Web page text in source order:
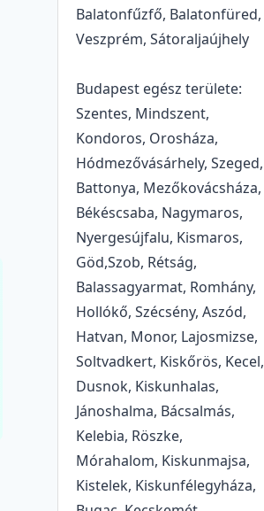
Balatonfűzfő, Balatonfüred,
Veszprém, Sátoraljaújhely
Budapest egész területe:
Szentes, Mindszent,
Kondoros, Orosháza,
Hódmezővásárhely, Szeged,
Battonya, Mezőkovácsháza,
Békéscsaba, Nagymaros,
Nyergesújfalu, Kismaros,
Göd,Szob, Rétság,
Balassagyarmat, Romhány,
Hollókő, Szécsény, Aszód,
Hatvan, Monor, Lajosmizse,
Soltvadkert, Kiskőrös, Kecel,
Dusnok, Kiskunhalas,
Jánoshalma, Bácsalmás,
Kelebia, Röszke,
Mórahalom, Kiskunmajsa,
Kistelek, Kiskunfélegyháza,